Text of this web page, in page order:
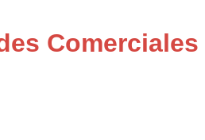
Comerciales